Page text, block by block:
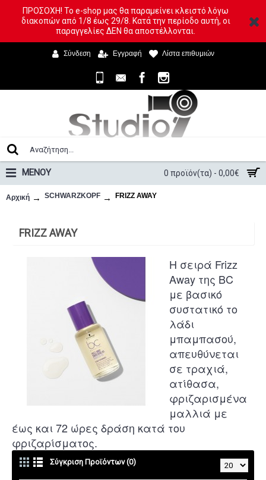
ΠΡΟΣΟΧΗ! Το e-shop μας θα παραμείνει κλειστό λόγω
διακοπών από 1/8 έως 29/8. Κατά την περίοδο αυτή, οι
παραγγελίες ΔΕΝ θα αποστέλλονται.
Σύνδεση Εγγραφή Λίστα επιθυμιών
0 προϊόν(τα) - 0,00€
ΜΕΝΟΥ
Αρχική SCHWARZKOPF FRIZZ AWAY
FRIZZ AWAY
Η σειρά Frizz
Away της BC
με βασικό
συστατικό το
λάδι
μπαμπασού,
απευθύνεται
σε τραχιά,
ατίθασα,
φριζαρισμένα
μαλλιά με
έως και 72 ώρες δράση κατά του
φριζαρίσματος.
Σύγκριση Προϊόντων (0)